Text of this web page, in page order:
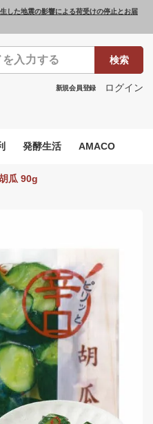
した地震の影響による荷受けの停止とお届
検索
新規会員登録 ログイン
発酵生活 AMACO
瓜 90g